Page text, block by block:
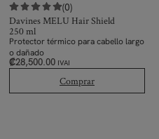
(0)
Davines MELU Hair Shield
250 ml
Protector térmico para cabello largo
o dañado
₡28,500.00 IVAI
Comprar